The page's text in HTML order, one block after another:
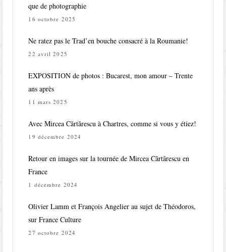
que de photographie
16 octobre 2025
Ne ratez pas le Trad’en bouche consacré à la Roumanie!
22 avril 2025
EXPOSITION de photos : Bucarest, mon amour – Trente
ans après
11 mars 2025
Avec Mircea Cărtărescu à Chartres, comme si vous y étiez!
19 décembre 2024
Retour en images sur la tournée de Mircea Cărtărescu en
France
1 décembre 2024
Olivier Lamm et François Angelier au sujet de Théodoros,
sur France Culture
27 octobre 2024